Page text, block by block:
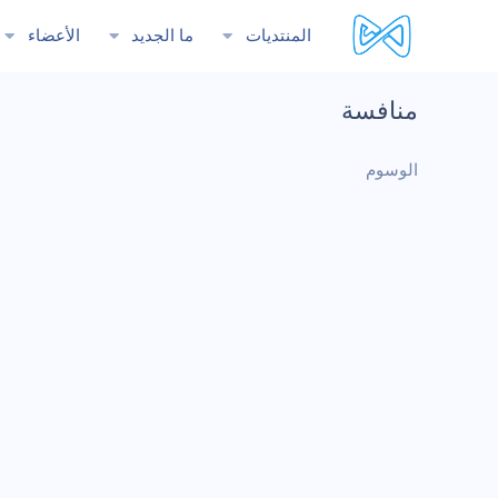
المنتديات ما الجديد الأعضاء
منافسة
الوسوم